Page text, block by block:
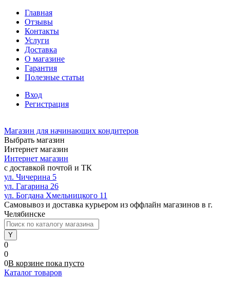
Главная
Отзывы
Контакты
Услуги
Доставка
О магазине
Гарантия
Полезные статьи
Вход
Регистрация
Магазин для начинающих кондитеров
Выбрать магазин
Интернет магазин
Интернет магазин
с доставкой почтой и ТК
ул. Чичерина 5
ул. Гагарина 26
ул. Богдана Хмельницкого 11
Самовывоз и доставка курьером из оффлайн магазинов в г.
Челябинске
0
0
0В корзине пока пусто
Каталог товаров